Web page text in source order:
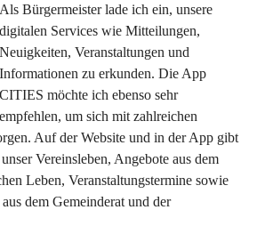
Als Bürgermeister lade ich ein, unsere
digitalen Services wie Mitteilungen,
Neuigkeiten, Veranstaltungen und
Informationen zu erkunden. Die App
CITIES möchte ich ebenso sehr
empfehlen, um sich mit zahlreichen
Auf der Website und in der App gibt
Vereinsleben, Angebote aus dem
Leben, Veranstaltungstermine sowie
dem Gemeinderat und der